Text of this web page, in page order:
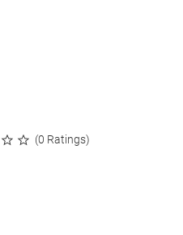
(0 Ratings)